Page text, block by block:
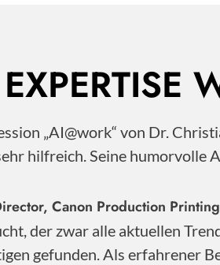
„AI@work“ von Dr.
hilfreich. Seine humorvolle
Canon Production
der zwar alle aktuellen
gefunden. Als erfahrener